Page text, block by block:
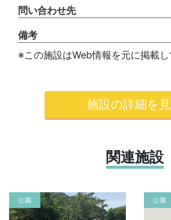
問い合わせ先
備考
※この施設はWeb情報を元に掲載
施設の詳細を
関連施設
公園 公園